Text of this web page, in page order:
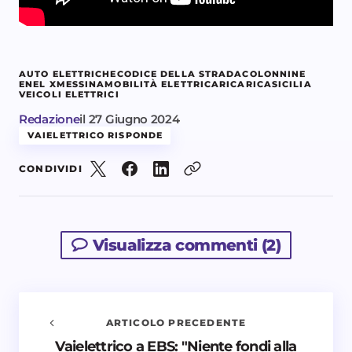
AUTO ELETTRICHECODICE DELLA STRADACOLONNINE
ENEL XMESSINAMOBILITÀ ELETTRICARICARICASICILIA
VEICOLI ELETTRICI
Redazioneil 27 Giugno 2024
VAIELETTRICO RISPONDE
CONDIVIDI
Visualizza commenti (2)
ARTICOLO PRECEDENTE
Vaielettrico a EBS: "Niente fondi alla